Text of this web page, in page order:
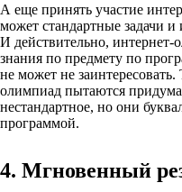
А еще принять участие
может стандартные задачи и
И действительно,
знания по предмету по
не может не
олимпиад пытаются
нестандартное, но они
программой.
4. Мгновенный